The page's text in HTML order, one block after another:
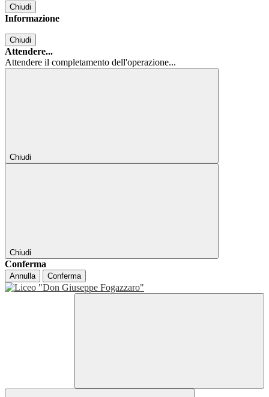
Chiudi
Informazione
Chiudi
Attendere...
Attendere il completamento dell'operazione...
Chiudi
Chiudi
Conferma
Annulla Conferma